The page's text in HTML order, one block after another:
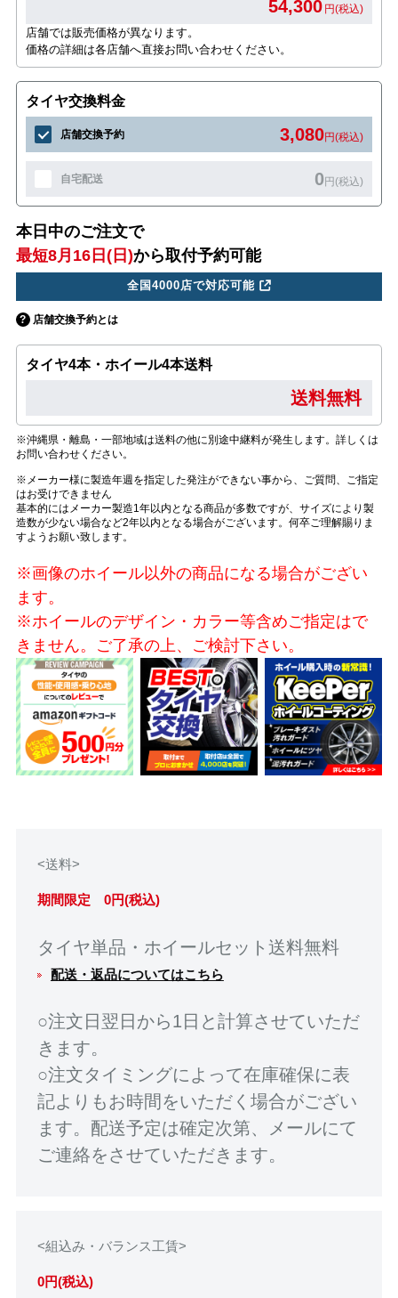
54,300 円(税込)
店舗では販売価格が異なります。
価格の詳細は各店舗へ直接お問い合わせください。
タイヤ交換料金
店舗交換予約 3,080円(税込)
自宅配送 0円(税込)
本日中のご注文で
最短8月16日(日)から取付予約可能
全国4000店で対応可能
店舗交換予約とは
タイヤ4本・ホイール4本送料
送料無料
※沖縄県・離島・一部地域は送料の他に別途中継料が発生します。詳しくは
お問い合わせください。
※メーカー様に製造年週を指定した発注ができない事から、ご質問、ご指定
はお受けできません
基本的にはメーカー製造1年以内となる商品が多数ですが、サイズにより製
造数が少ない場合など2年以内となる場合がございます。何卒ご理解賜りま
すようお願い致します。
※画像のホイール以外の商品になる場合がござい
ます。
※ホイールのデザイン・カラー等含めご指定はで
きません。ご了承の上、ご検討下さい。
<送料>
期間限定 0円(税込)
タイヤ単品・ホイールセット送料無料
配送・返品についてはこちら
○注文日翌日から1日と計算させていただ
きます。
○注文タイミングによって在庫確保に表
記よりもお時間をいただく場合がござい
ます。配送予定は確定次第、メールにて
ご連絡をさせていただきます。
<組込み・バランス工賃>
0円(税込)